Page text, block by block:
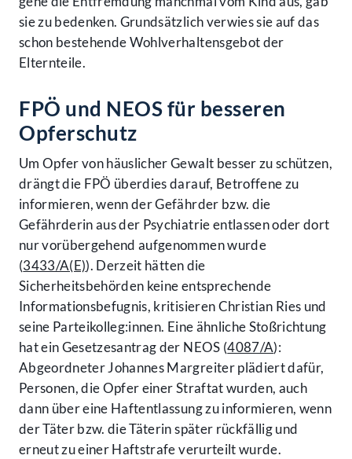
sie zu bedenken. Grundsätzlich verwies sie auf das
schon bestehende Wohlverhaltensgebot der
Elternteile.
FPÖ und NEOS für besseren
Opferschutz
Um Opfer von häuslicher Gewalt besser zu schützen,
drängt die FPÖ überdies darauf, Betroffene zu
informieren, wenn der Gefährder bzw. die
Gefährderin aus der Psychiatrie entlassen oder dort
nur vorübergehend aufgenommen wurde
(3433/A(E)). Derzeit hätten die
Sicherheitsbehörden keine entsprechende
Informationsbefugnis, kritisieren Christian Ries und
seine Parteikolleg:innen. Eine ähnliche Stoßrichtung
hat ein Gesetzesantrag der NEOS (4087/A):
Abgeordneter Johannes Margreiter plädiert dafür,
Personen, die Opfer einer Straftat wurden, auch
dann über eine Haftentlassung zu informieren, wenn
der Täter bzw. die Täterin später rückfällig und
erneut zu einer Haftstrafe verurteilt wurde.